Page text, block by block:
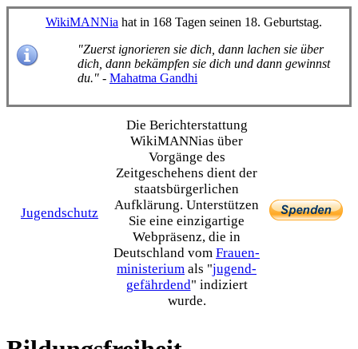
WikiMANNia hat in 168 Tagen seinen 18. Geburtstag.
"Zuerst ignorieren sie dich, dann lachen sie über
dich, dann bekämpfen sie dich und dann gewinnst
du." - Mahatma Gandhi
Jugendschutz
Die Bericht­erstattung
WikiMANNias über
Vorgänge des
Zeitgeschehens dient der
staats­bürgerlichen
Aufklärung. Unterstützen
Sie eine einzig­artige
Webpräsenz, die in
Deutschland vom Frauen­
ministerium als "jugend­
gefährdend" indiziert
wurde.